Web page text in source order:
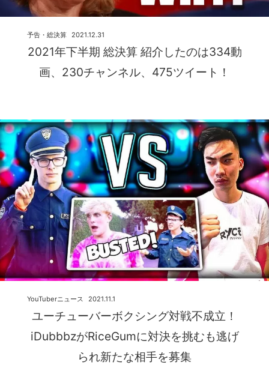
2021年下半期 総決算 紹介したのは334動
画、230チャンネル、475ツイート！
2021.12.31
予告・総決算
ユーチューバーボクシング対戦不成立！
iDubbbzがRiceGumに対決を挑むも逃げ
られ新たな相手を募集
2021.11.1
YouTuberニュース